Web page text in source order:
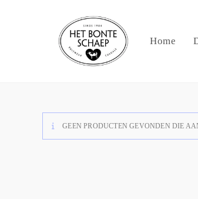
Home
GEEN PRODUCTEN GEVONDEN DIE